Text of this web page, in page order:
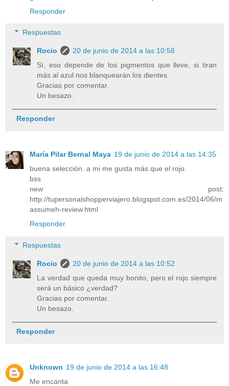
Responder
Respuestas
Rocio
20 de junio de 2014 a las 10:58
Sí, eso depende de los pigmentos que lleve, si tiran
más al azul nos blanquearán los dientes.
Gracias por comentar.
Un besazo.
Responder
María Pilar Bernal Maya 19 de junio de 2014 a las 14:35
buena selección. a mi me gusta más que el rojo.
bss
new post:
http://tupersonalshopperviajero.blogspot.com.es/2014/06/m
assumeh-review.html
Responder
Respuestas
Rocio
20 de junio de 2014 a las 10:52
La verdad que queda muy bonito, pero el rojo siempre
será un básico ¿verdad?
Gracias por comentar.
Un besazo.
Responder
Unknown 19 de junio de 2014 a las 16:48
Me encanta